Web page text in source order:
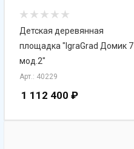
Детская деревянная
площадка "IgraGrad Домик 7
мод.2"
Арт.: 40229
1 112 400 ₽